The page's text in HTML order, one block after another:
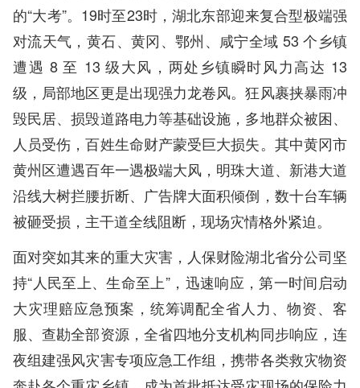
的“大考”。19时至23时，湖北东部迎来复合型极端强
对流天气，黄石、黄冈、鄂州、咸宁全域 53 个乡镇
遭遇 8 至 13 级大风，两处乡镇瞬时风力高达 13
级，局部地区更是出现强力龙卷风。狂风裹挟暴雨冲
毁民居、损毁道路电力等基础设施，多地群众被困、
人员受伤，百姓生命财产蒙受巨大损失。其中黄冈市
黄州区遭遇百年一遇极端大风，明珠大道、新港大道
沿线大树拦腰折断、广告牌大面积倾倒，数十台车辆
被砸受损，主干道全线阻断，现场灾情格外紧迫。
面对突如其来的重大灾害，人保财险湖北省分公司坚
持“人民至上、生命至上”，迅速响应，第一时间启动
大灾理赔应急预案，统筹调配全省人力、物资、客
服、查勘全部资源，全省四地分支机构同步响应，连
夜组建强风灾害专项应急工作组，携带各类救灾物资